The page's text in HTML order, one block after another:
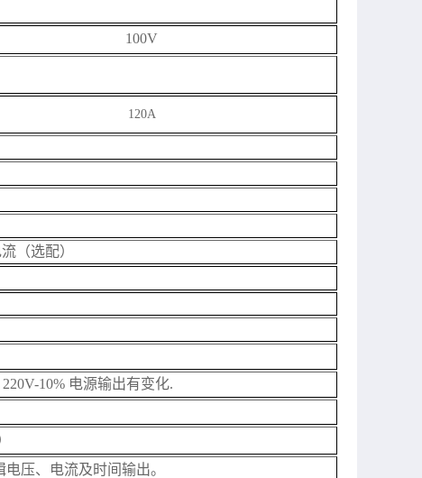
100V
120A
（选配）
10% 电源输出有变化.
压、电流及时间输出。